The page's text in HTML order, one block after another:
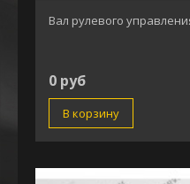
Вал рулевого
0 руб
В корзину